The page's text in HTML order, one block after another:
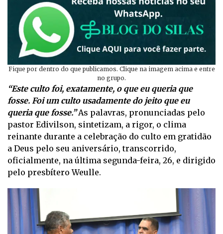
Fique por dentro do que publicamos. Clique na imagem acima e entre
no grupo.
“Este culto foi, exatamente, o que eu queria que
fosse. Foi um culto usadamente do jeito que eu
queria que fosse.”As palavras, pronunciadas pelo
pastor Edivilson, sintetizam, a rigor, o clima
reinante durante a celebração do culto em gratidão
a Deus pelo seu aniversário, transcorrido,
oficialmente, na última segunda-feira, 26, e dirigido
pelo presbítero Weulle.